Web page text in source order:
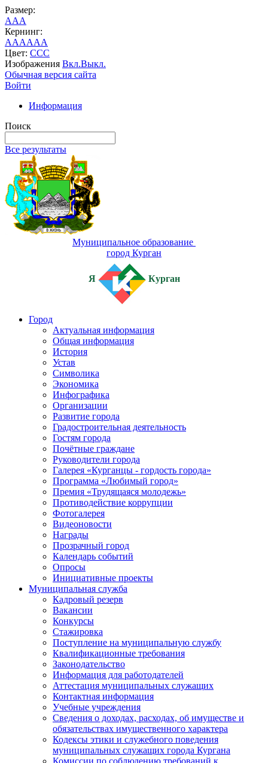
Размер:
AAA
Кернинг:
AAAAAA
Цвет: CCC
Изображения Вкл.Выкл.
Обычная версия сайта
Войти
Информация
Поиск
Все результаты
Муниципальное образование
город Курган
Я Курган
Город
Актуальная информация
Общая информация
История
Устав
Символика
Экономика
Инфографика
Организации
Развитие города
Градостроительная деятельность
Гостям города
Почётные граждане
Руководители города
Галерея «Курганцы - гордость города»
Программа «Любимый город»
Премия «Трудящаяся молодежь»
Противодействие коррупции
Фотогалерея
Видеоновости
Награды
Прозрачный город
Календарь событий
Опросы
Инициативные проекты
Муниципальная служба
Кадровый резерв
Вакансии
Конкурсы
Стажировка
Поступление на муниципальную службу
Квалификационные требования
Законодательство
Информация для работодателей
Аттестация муниципальных служащих
Контактная информация
Учебные учреждения
Сведения о доходах, расходах, об имуществе и
обязательствах имущественного характера
Кодексы этики и служебного поведения
муниципальных служащих города Кургана
Комиссии по соблюдению требований к